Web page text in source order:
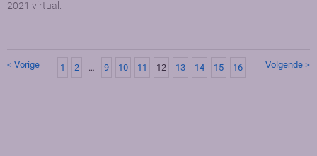
2021 virtual.
< Vorige 1 2 … 9 10 11 12 13 14 15 16 Volgende >